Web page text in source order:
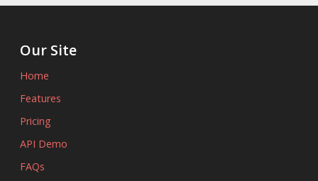
Our Site
Home
Features
Pricing
API Demo
FAQs